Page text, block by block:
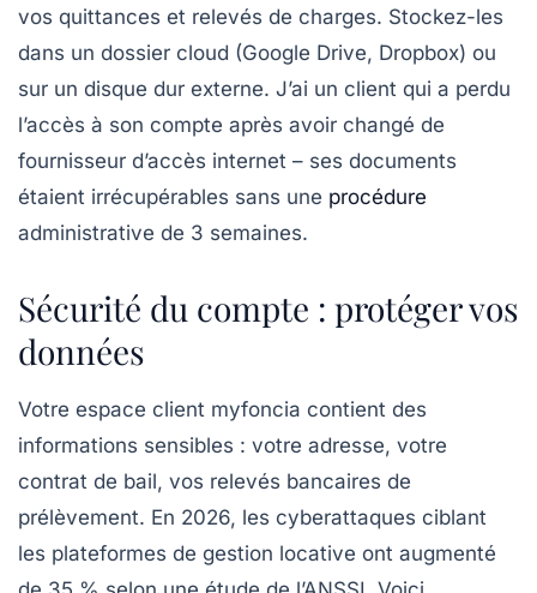
vos quittances et relevés de charges. Stockez-les
dans un dossier cloud (Google Drive, Dropbox) ou
sur un disque dur externe. J’ai un client qui a perdu
l’accès à son compte après avoir changé de
fournisseur d’accès internet – ses documents
étaient irrécupérables sans une procédure
administrative de 3 semaines.
Sécurité du compte : protéger vos
données
Votre espace client myfoncia contient des
informations sensibles : votre adresse, votre
contrat de bail, vos relevés bancaires de
prélèvement. En 2026, les cyberattaques ciblant
les plateformes de gestion locative ont augmenté